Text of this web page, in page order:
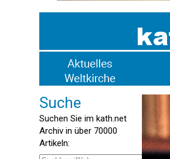
Suche
Suchen Sie im kath.net
Archiv in über 70000
Artikeln: